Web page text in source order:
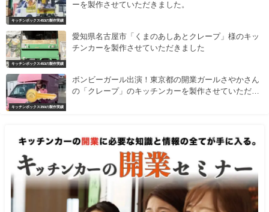
キッチンボックス453の製作実績
ーを製作させていただきました。
キッチンボックス453の製作実績
愛知県名古屋市「くまのあしあとクレープ」様のキッ
チンカーを製作させていただきました
キッチンボックス350の製作実績
ボンビーガール出演！東京都の開業ガールさやかさん
の「クレープ」のキッチンカーを製作させていただき